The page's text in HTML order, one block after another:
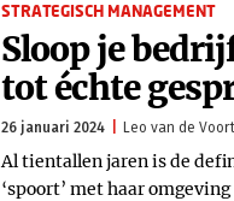
STRATEGISCH MANAGEMENT
Sloop je
tot échte
26 januari 2024 Leo van de Voort
Al tientallen jaren is de
‘spoort’ met haar